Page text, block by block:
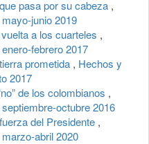
pasa por su cabeza ,
junio 2019
a los cuarteles ,
febrero 2017
prometida , Hechos y
2017
de los colombianos ,
octubre 2016
del Presidente ,
abril 2020